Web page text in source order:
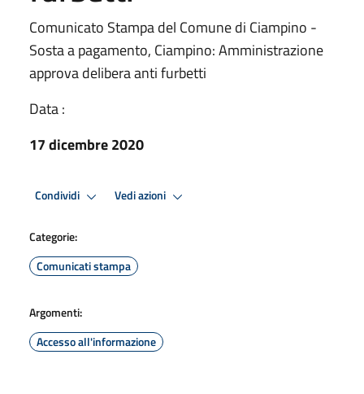
Comunicato Stampa del Comune di Ciampino -
Sosta a pagamento, Ciampino: Amministrazione
approva delibera anti furbetti
Data :
17 dicembre 2020
Condividi Vedi azioni
Categorie:
Comunicati stampa
Argomenti:
Accesso all'informazione